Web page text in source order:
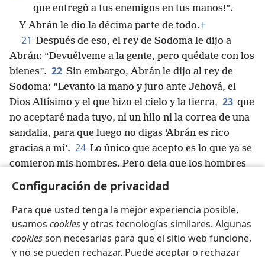
Configuración de privacidad
Para que usted tenga la mejor experiencia posible,
usamos cookiesy otras tecnologías similares. Algunas
cookiesson necesarias para que el sitio web funcione,
y no se pueden rechazar. Puede aceptar o rechazar
que entregó a tus enemigos en tus manos!”.
Y Abrán le dio la décima parte de todo.+
21 Después de eso, el rey de Sodoma le dijo a
Abrán: “Devuélveme a la gente, pero quédate con los
bienes”. 22 Sin embargo, Abrán le dijo al rey de
Sodoma: “Levanto la mano y juro ante Jehová, el
Dios Altísimo y el que hizo el cielo y la tierra, 23 que
no aceptaré nada tuyo, ni un hilo ni la correa de una
sandalia, para que luego no digas ‘Abrán es rico
gracias a mí’. 24 Lo único que acepto es lo que ya se
comieron mis hombres. Pero deja que los hombres
que fueron conmigo —Aner, Escol y Mamré—
queden con su parte”.